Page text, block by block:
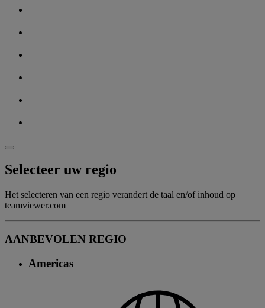
Selecteer uw regio
Het selecteren van een regio verandert de taal en/of inhoud op
teamviewer.com
AANBEVOLEN REGIO
Americas